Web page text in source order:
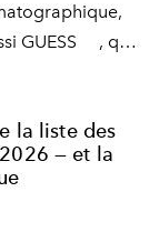
GUESS
, qui
bateaux et
les plus
la liste des
— et la